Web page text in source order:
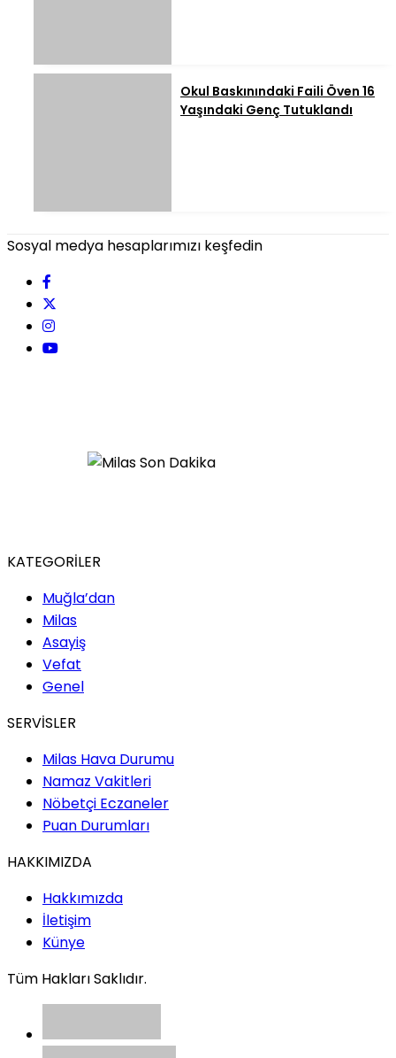
Okul Baskınındaki Faili Öven 16
Yaşındaki Genç Tutuklandı
Sosyal medya hesaplarımızı keşfedin
KATEGORİLER
Muğla’dan
Milas
Asayiş
Vefat
Genel
SERVİSLER
Milas Hava Durumu
Namaz Vakitleri
Nöbetçi Eczaneler
Puan Durumları
HAKKIMIZDA
Hakkımızda
İletişim
Künye
Tüm Hakları Saklıdır.